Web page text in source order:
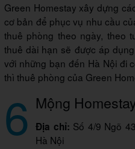
Green Homestay xây dựng
cơ bản để phục vụ nhu cầu
thuê phòng theo ngày, theo
thuê dài hạn sẽ được áp
với những bạn đến Hà Nội đi
thì thuê phòng của Green
6 Mộng
Địa chỉ: Số 4/9 Ngõ
Hà Nội